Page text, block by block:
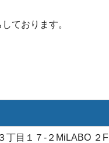
ております。
丁目１７-２MiLABO ２F